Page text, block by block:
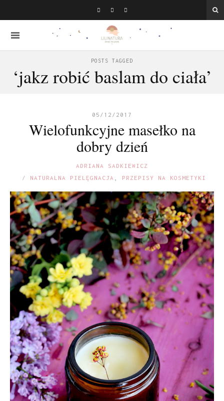
POSTS TAGGED
‘jakz robić baslam do ciała’
05/12/2017
Wielofunkcyjne masełko na
dobry dzień
ADRIANA SADKIEWICZ
NATURALNA PIELĘGNACJA
PRZEPISY NA KOSMETYKI